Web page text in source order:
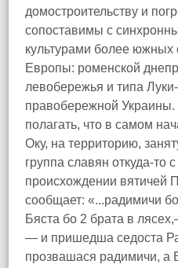
домостроительству и
сопоставимы с
культурами более южных
Европы: роменской
левобережья и типа
правобережной
полагать, что в самом
Оку, на территорию,
группа славян откуда-то
происхождении вятичей
сообщает: «...радимичи
Бяста бо 2 брата в
— и пришедша седоста
прозвашася радимичи, а